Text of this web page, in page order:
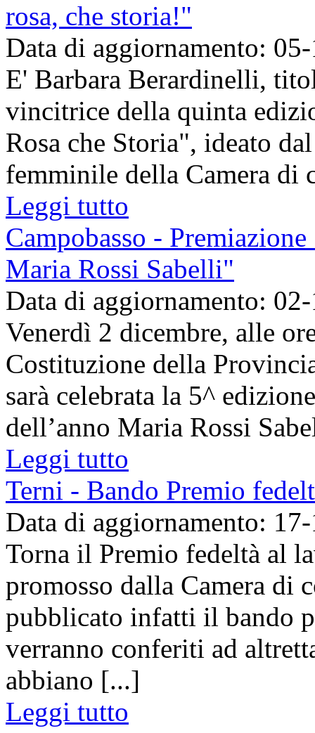
rosa, che storia!"
Data di aggiornamento:
E' Barbara Berardinelli,
vincitrice della quinta
Rosa che Storia", ideato
femminile della Camera di
Leggi tutto
Campobasso -
Maria Rossi Sabelli"
Data di aggiornamento:
Venerdì 2 dicembre, alle
Costituzione della
sarà celebrata la 5^
dell’anno Maria Rossi
Leggi tutto
Terni - Bando Premio
Data di aggiornamento:
Torna il Premio fedeltà al
promosso dalla Camera di
pubblicato infatti il bando
verranno conferiti ad
abbiano [...]
Leggi tutto